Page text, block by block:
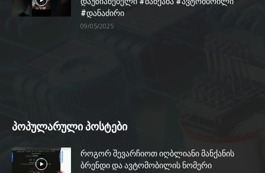
#დანაძირი
09/05/2025
პოპულარული პოსტები
როგორ შევარჩიოთ იღბლიანი მანქანის
ბრენდი და ავტომობილის ნომერი